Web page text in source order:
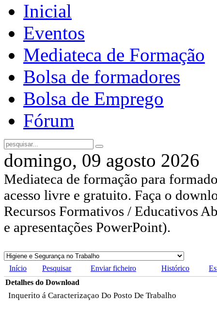
Inicial
Eventos
Mediateca de Formação
Bolsa de formadores
Bolsa de Emprego
Fórum
domingo, 09 agosto 2026
Mediateca de formação para
acesso livre e gratuito. Faça o
Recursos Formativos / Educativos
e apresentações PowerPoint).
Início Pesquisar Enviar ficheiro Histórico
Detalhes do Download
Inquerito á Caracterizaçao Do Posto De Trabalho